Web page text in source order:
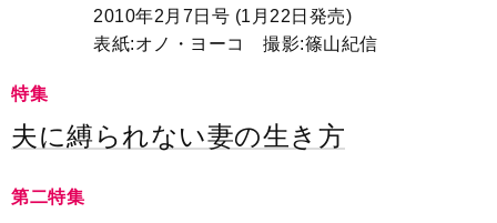
2010年2月7日号 (1月22日発売)
表紙:オノ・ヨーコ 撮影:篠山紀信
特集
夫に縛られない妻の生き方
第二特集